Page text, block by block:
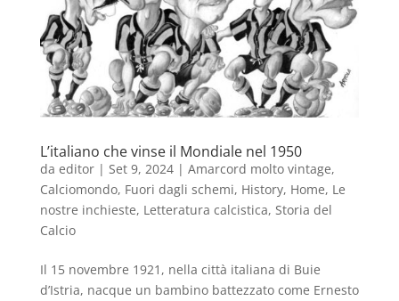
L’italiano che vinse il Mondiale nel 1950
da editor| Set 9, 2024| Amarcord molto vintage,
Calciomondo, Fuori dagli schemi, History, Home, Le
nostre inchieste, Letteratura calcistica, Storia del
Calcio
Il 15 novembre 1921, nella città italiana di Buie
d’Istria, nacque un bambino battezzato come Ernesto